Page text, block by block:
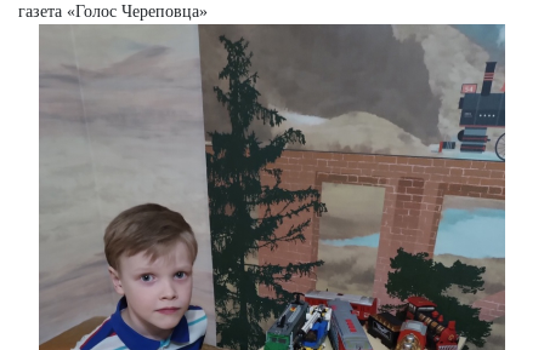
газета «Голос Череповца»